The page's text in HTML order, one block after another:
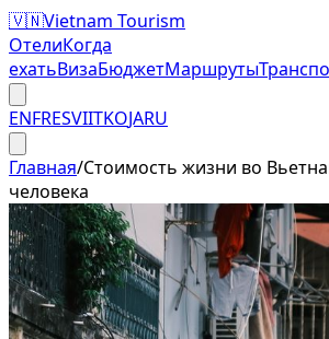
🇻🇳Vietnam Tourism
ОтелиКогда
ехатьВизаБюджетМаршруты
ENFRESVIITKOJARU
Главная/Стоимость жизни во
человека